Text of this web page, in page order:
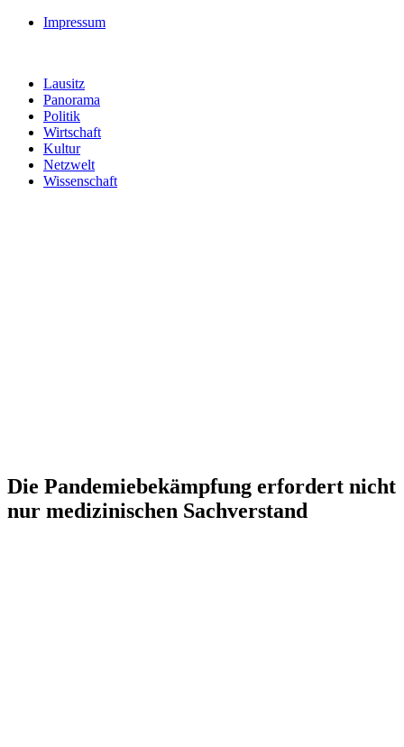
Impressum
Lausitz
Panorama
Politik
Wirtschaft
Kultur
Netzwelt
Wissenschaft
Die Pandemiebekämpfung erfordert nicht
nur medizinischen Sachverstand